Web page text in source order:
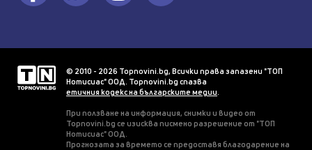
© 2010 - 2026 Topnovini.bg, Всички права запазени "ТОП
Нотисиас" ООД. Topnovini.bg спазва
етичния кодекс на българските медии.
При ползване на информация, снимки и видео от
Topnovini.bg се изисква писмено разрешение от "ТОП
Нотисиас" ООД.
Прогнозата за времето се предоставя благодарение на